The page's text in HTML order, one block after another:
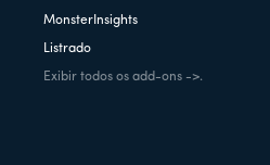
MonsterInsights
Listrado
Exibir todos os add-ons ->.